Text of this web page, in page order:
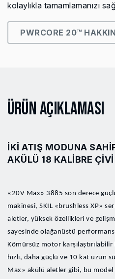
kolaylıkla tamamlamanızı
PWRCORE 20™
Ürün Açıklaması
İKI ATIŞ MODUNA
AKÜLÜ 18 KALIBRE
«20V Max» 3885 son derece
makinesi, SKIL «brushless XP»
aletler, yüksek özellikleri ve
sayesinde olağanüstü performans
Kömürsüz motor
hızlı, daha güçlü ve 10 kat uzun
Max» akülü aletler gibi, bu